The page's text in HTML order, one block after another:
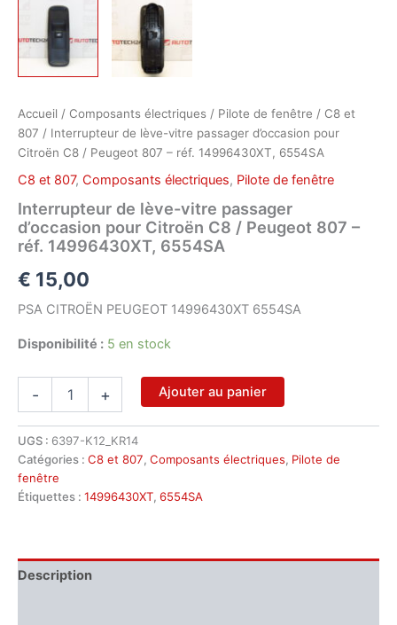
Accueil / Composants électriques / Pilote de fenêtre / C8 et
807 / Interrupteur de lève-vitre passager d’occasion pour
Citroën C8 / Peugeot 807 – réf. 14996430XT, 6554SA
C8 et 807, Composants électriques, Pilote de fenêtre
Interrupteur de lève-vitre passager
d’occasion pour Citroën C8 / Peugeot 807 –
réf. 14996430XT, 6554SA
€ 15,00
PSA CITROËN PEUGEOT 14996430XT 6554SA
Disponibilité : 5 en stock
-
de
lève-
vitre
passager
d'occasion
C8
/
+ Ajouter au panier
UGS : 6397-K12_KR14
Catégories : C8 et 807, Composants électriques, Pilote de
fenêtre
Étiquettes : 14996430XT, 6554SA
Description